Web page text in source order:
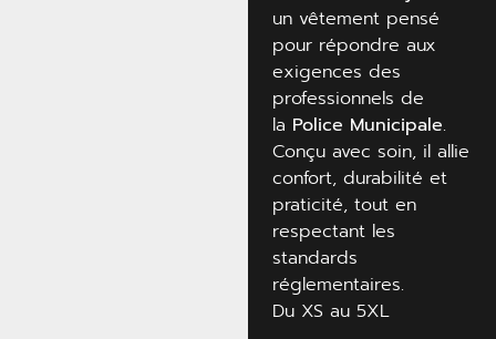
un vêtement pensé
pour répondre aux
exigences des
professionnels de
la Police Municipale.
Conçu avec soin, il allie
confort, durabilité et
praticité, tout en
respectant les
standards
réglementaires.
Du XS au 5XL